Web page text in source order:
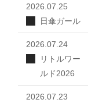
2026.07.25
日傘ガール
2026.07.24
リトルワー
ルド2026
2026.07.23